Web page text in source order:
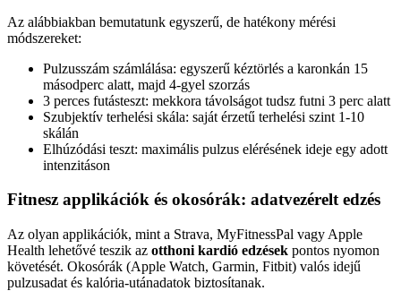
Az alábbiakban bemutatunk egyszerű, de hatékony mérési
módszereket:
Pulzusszám számlálása: egyszerű kéztörlés a karonkán 15
másodperc alatt, majd 4-gyel szorzás
3 perces futásteszt: mekkora távolságot tudsz futni 3 perc alatt
Szubjektív terhelési skála: saját érzetű terhelési szint 1-10
skálán
Elhúzódási teszt: maximális pulzus elérésének ideje egy adott
intenzitáson
Fitnesz applikációk és okosórák: adatvezérelt edzés
Az olyan applikációk, mint a Strava, MyFitnessPal vagy Apple
Health lehetővé teszik az otthoni kardió edzések pontos nyomon
követését. Okosórák (Apple Watch, Garmin, Fitbit) valós idejű
pulzusadat és kalória-utánadatok biztosítanak.